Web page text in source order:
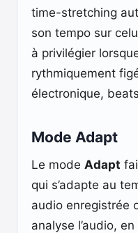
time-stretching
son tempo sur
à privilégier
rythmiquement
électronique,
Mode Adapt
Le mode Adapt
qui s’adapte au
audio enregistrée
analyse l’audio,